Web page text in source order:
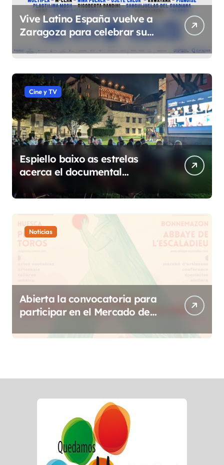
Vive Latino España vuelve a
Zaragoza para celebrar su
quinta edición el 4 y 5 de
septiembre en el Espacio
Expo
Cine y TV
Espiello baixo as estrelas
acerca el documental
etnográfico a 14 localidades
de Sobrarbe
Noticias
Abierta la convocatoria para
participar en el Mercado de